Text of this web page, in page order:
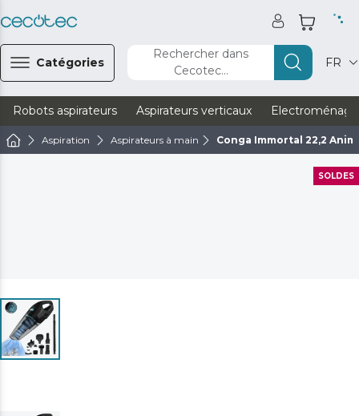
Catégories
Rechercher dans
Cecotec...
FR
Robots aspirateurs Aspirateurs verticaux
Aspiration Aspirateurs à main Conga Immortal 22,2
SOLDES